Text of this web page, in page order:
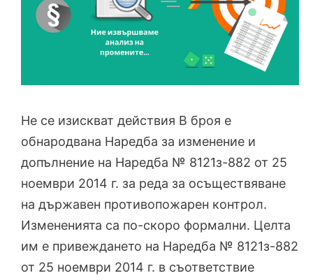
Не се изискват действия В броя е
обнародвана Наредба за изменение и
допълнение на Наредба № 8121з-882 от 25
ноември 2014 г. за реда за осъществяване
на държавен противопожарен контрол.
Измененията са по-скоро формални. Целта
им е привеждането на Наредба № 8121з-882
от 25 ноември 2014 г. в съответствие